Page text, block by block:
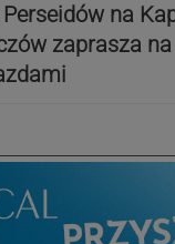
Perseidów na
zaprasza